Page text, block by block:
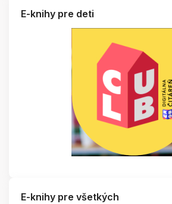
E-knihy pre deti
E-knihy pre všetkých